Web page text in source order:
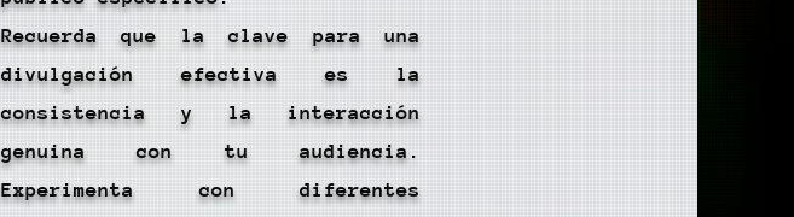
Recuerda que la clave para una
divulgación efectiva es la
consistencia y la interacción
genuina con tu audiencia.
Experimenta con diferentes